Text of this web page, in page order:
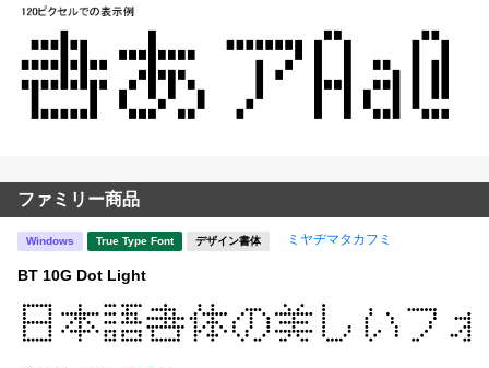
ファミリー商品
Windows True Type Font デザイン書体 ミヤヂマタカフミ
BT 10G Dot Light